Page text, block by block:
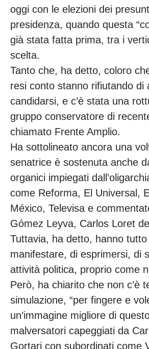
oggi con le elezioni dei
presidenza, quando questa
già stata fatta prima, tra i
scelta.
Tanto che, ha detto, coloro
resi conto stanno rifiutando di
candidarsi, e c’è stata una
gruppo conservatore di
chiamato Frente Amplio.
Ha sottolineato ancora una
senatrice è sostenuta anche
organici impiegati
come Reforma, El Universal,
México, Televisa e
Gómez Leyva, Carlos Loret
Tuttavia, ha detto, hanno
manifestare, di esprimersi, di
attività politica, proprio come
Però, ha chiarito che non c’è
simulazione, “per fingere e
un’immagine migliore di
malversatori capeggiati da
Gortari con subordinati come